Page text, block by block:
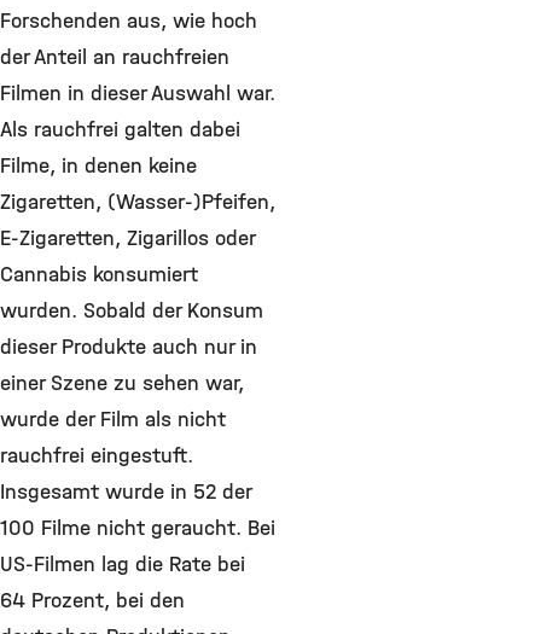
Forschenden aus, wie hoch
der Anteil an rauchfreien
Filmen in dieser Auswahl war.
Als rauchfrei galten dabei
Filme, in denen keine
Zigaretten, (Wasser-)Pfeifen,
E-Zigaretten, Zigarillos oder
Cannabis konsumiert
wurden. Sobald der Konsum
dieser Produkte auch nur in
einer Szene zu sehen war,
wurde der Film als nicht
rauchfrei eingestuft.
Insgesamt wurde in 52 der
100 Filme nicht geraucht. Bei
US-Filmen lag die Rate bei
64 Prozent, bei den